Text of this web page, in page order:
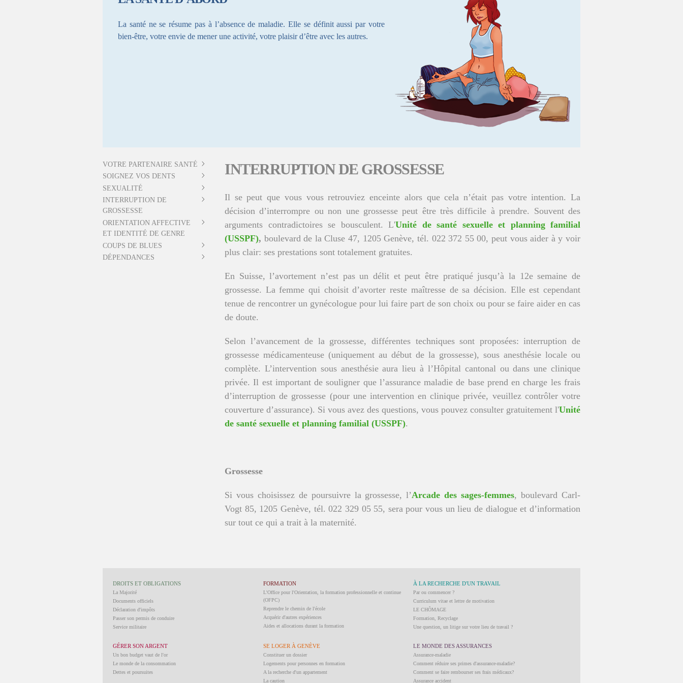
La santé ne se résume pas à l’absence de maladie. Elle se définit aussi par votre
bien-être, votre envie de mener une activité, votre plaisir d’être avec les autres.
VOTRE PARTENAIRE SANTÉ
SOIGNEZ VOS DENTS
SEXUALITÉ
INTERRUPTION DE
GROSSESSE
ORIENTATION AFFECTIVE
ET IDENTITÉ DE GENRE
COUPS DE BLUES
DÉPENDANCES
INTERRUPTION DE GROSSESSE
Il se peut que vous vous retrouviez enceinte alors que cela n’était pas votre intention. La
décision d’interrompre ou non une grossesse peut être très difficile à prendre. Souvent des
arguments contradictoires se bousculent. L'Unité de santé sexuelle et planning familial
(USSPF), boulevard de la Cluse 47, 1205 Genève, tél. 022 372 55 00, peut vous aider à y voir
plus clair: ses prestations sont totalement gratuites.
En Suisse, l’avortement n’est pas un délit et peut être pratiqué jusqu’à la 12e semaine de
grossesse. La femme qui choisit d’avorter reste maîtresse de sa décision. Elle est cependant
tenue de rencontrer un gynécologue pour lui faire part de son choix ou pour se faire aider en cas
de doute.
Selon l’avancement de la grossesse, différentes techniques sont proposées: interruption de
grossesse médicamenteuse (uniquement au début de la grossesse), sous anesthésie locale ou
complète. L’intervention sous anesthésie aura lieu à l’Hôpital cantonal ou dans une clinique
privée. Il est important de souligner que l’assurance maladie de base prend en charge les frais
d’interruption de grossesse (pour une intervention en clinique privée, veuillez contrôler votre
couverture d’assurance). Si vous avez des questions, vous pouvez consulter gratuitement l'Unité
de santé sexuelle et planning familial (USSPF).
Grossesse
Si vous choisissez de poursuivre la grossesse, l’Arcade des sages-femmes, boulevard Carl-
Vogt 85, 1205 Genève, tél. 022 329 05 55, sera pour vous un lieu de dialogue et d’information
sur tout ce qui a trait à la maternité.
DROITS ET OBLIGATIONS
La Majorité
Documents officiels
Déclaration d'impôts
Passer son permis de conduire
Service militaire
FORMATION
L'Office pour l'Orientation, la formation professionnelle et continue
(OFPC)
Reprendre le chemin de l'école
Acquérir d'autres expériences
Aides et allocations durant la formation
À LA RECHERCHE D'UN TRAVAIL
Par ou commencer ?
Curriculum vitae et lettre de motivation
LE CHÔMAGE
Formation, Recyclage
Une question, un litige sur votre lieu de travail ?
GÉRER SON ARGENT
Un bon budget vaut de l'or
Le monde de la consommation
Dettes et poursuites
SE LOGER À GENÈVE
Constituer un dossier
Logements pour personnes en formation
A la recherche d'un appartement
La caution
LE MONDE DES ASSURANCES
Assurance-maladie
Comment réduire ses primes d'assurance-maladie?
Comment se faire rembourser ses frais médicaux?
Assurance accident